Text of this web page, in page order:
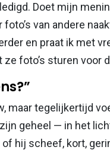
Doet mijn
van andere
en praat ik met
foto’s sturen voor
maar tegelijkertijd
geheel — in het
hij scheef, kort,